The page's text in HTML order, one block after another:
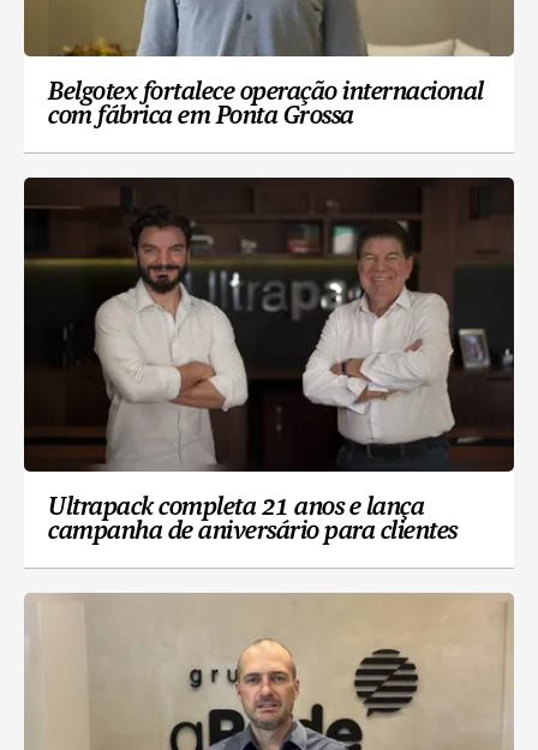
Belgotex fortalece operação internacional
com fábrica em Ponta Grossa
Ultrapack completa 21 anos e lança
campanha de aniversário para clientes